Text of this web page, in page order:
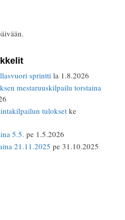
sprintti la 1.8.2026
mestaruuskilpailu torstaina
tulokset ke
5.5. pe 1.5.2026
21.11.2025 pe 31.10.2025